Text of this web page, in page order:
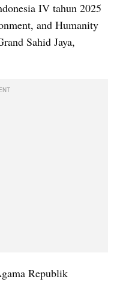
IV tahun 2025
and Humanity
Sahid Jaya,
Republik